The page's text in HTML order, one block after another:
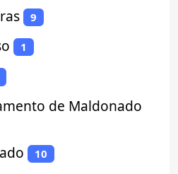
9
1
de Maldonado
10